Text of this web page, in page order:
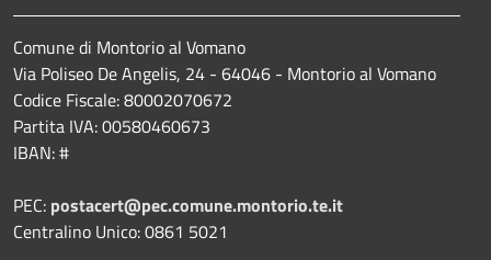
Comune di Montorio al Vomano
Via Poliseo De Angelis, 24 - 64046 - Montorio al Vomano
Codice Fiscale: 80002070672
Partita IVA: 00580460673
IBAN: #
PEC: postacert@pec.comune.montorio.te.it
Centralino Unico: 0861 5021